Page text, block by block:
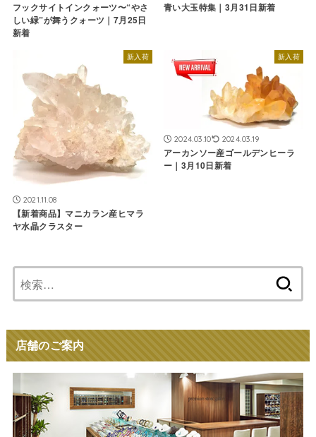
フックサイトインクォーツ〜“やさ
しい緑”が舞うクォーツ｜7月25日
新着
青い大玉特集｜3月31日新着
新入荷
2021.11.08
【新着商品】マニカラン産ヒマラ
ヤ水晶クラスター
新入荷
2024.03.10 2024.03.19
アーカンソー産ゴールデンヒーラ
ー｜3月10日新着
索:
店舗のご案内